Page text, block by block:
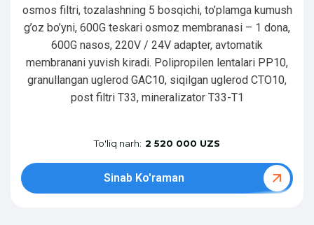
osmos filtri, tozalashning 5 bosqichi, to’plamga kumush
g’oz bo’yni, 600G teskari osmoz membranasi – 1 dona,
600G nasos, 220V / 24V adapter, avtomatik
membranani yuvish kiradi. Polipropilen lentalari PP10,
granullangan uglerod GAC10, siqilgan uglerod CTO10,
post filtri T33, mineralizator T33-T1
To'liq narh: 2 520 000 UZS
Sinab Ko'raman